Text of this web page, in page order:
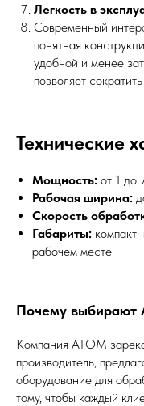
Легкость в
Современный
понятная
удобной и менее
позволяет
Технические
Мощность: от 1 до
Рабочая ширина:
Скорость
Габариты:
рабочем месте
Почему
Компания АТОМ
производитель,
оборудование для
тому, чтобы каждый